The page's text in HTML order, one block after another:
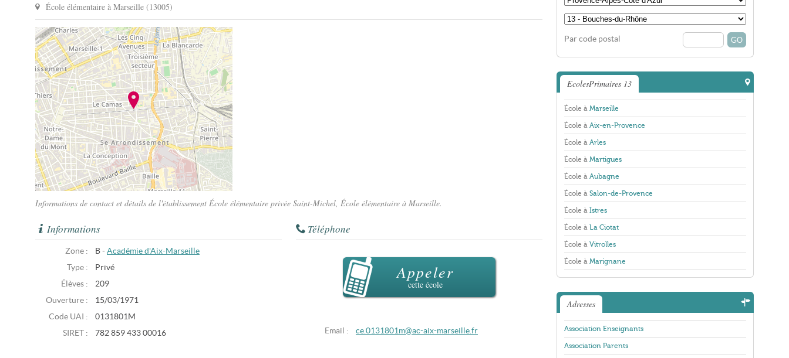
École élémentaire à Marseille (13005)
Informations de contact et détails de l'établissement École élémentaire privée Saint-Michel, École élémentaire à Marseille.
Informations
Zone : B - Académie d'Aix-Marseille
Type :
Privé
Élèves :
209
Ouverture :
15/03/1971
Code UAI :
0131801M
SIRET :
782 859 433 00016
Téléphone
Appeler
cette école
Email : ce.0131801m@ac-aix-marseille.fr
Par code postal
EcolesPrimaires 13
École à Marseille
École à Aix-en-Provence
École à Arles
École à Martigues
École à Aubagne
École à Salon-de-Provence
École à Istres
École à La Ciotat
École à Vitrolles
École à Marignane
Adresses
Association Enseignants
Association Parents